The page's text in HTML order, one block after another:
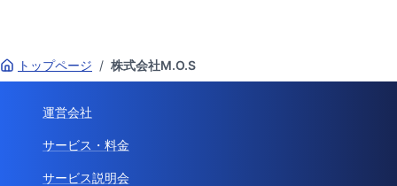
トップページ / 株式会社M.O.S
運営会社
サービス・料金
サービス説明会